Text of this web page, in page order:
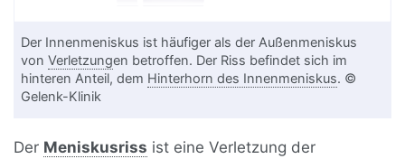
Der Innenmeniskus ist häufiger als der Außenmeniskus
vonVerletzungen betroffen. Der Riss befindet sich im
hinteren Anteil, dem Hinterhorn des Innenmeniskus. ©
Gelenk-Klinik
Der Meniskusriss ist eine Verletzung der